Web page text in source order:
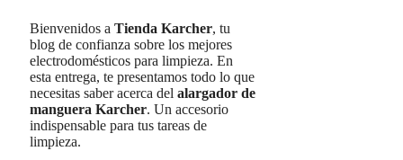
Bienvenidos a Tienda Karcher, tu
blog de confianza sobre los mejores
electrodomésticos para limpieza. En
esta entrega, te presentamos todo lo que
necesitas saber acerca del alargador de
manguera Karcher. Un accesorio
indispensable para tus tareas de
limpieza.